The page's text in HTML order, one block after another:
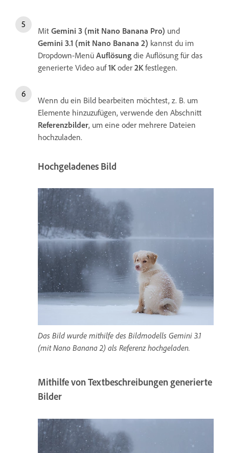
Mit Gemini 3 (mit Nano Banana Pro) und
Gemini 3.1 (mit Nano Banana 2) kannst du im
Dropdown-Menü Auflösung die Auflösung für das
generierte Video auf1K oder 2K festlegen.
Wenn du ein Bild bearbeiten möchtest, z. B. um
Elemente hinzuzufügen, verwende den Abschnitt
Referenzbilder, um eine oder mehrere Dateien
hochzuladen.
Hochgeladenes Bild
Das Bild wurde mithilfe des Bildmodells Gemini 3.1
(mit Nano Banana 2) als Referenz hochgeladen.
Mithilfe von Textbeschreibungen generierte
Bilder